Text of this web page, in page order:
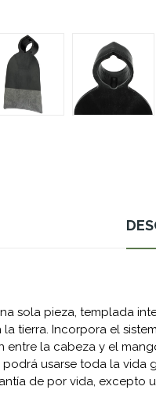
sola pieza, templada
la tierra. Incorpora el
entre la cabeza y el
usarse toda la
de por vida, excepto